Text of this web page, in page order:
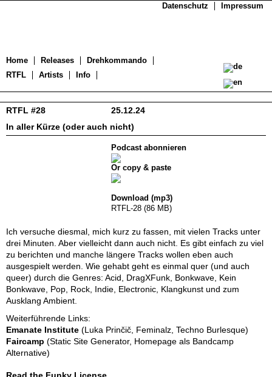
Datenschutz Impressum
Home Releases
Drehkommando
RTFL
Artists Info
25.12.24
RTFL #28
In aller Kürze (oder auch nicht)
Podcast abonnieren
Or copy & paste
Download (mp3)
RTFL-28 (86 MB)
Ich versuche diesmal, mich kurz zu fassen, mit vielen Tracks unter
drei Minuten. Aber vielleicht dann auch nicht. Es gibt einfach zu viel
zu berichten und manche längere Tracks wollen eben auch
ausgespielt werden. Wie gehabt geht es einmal quer (und auch
queer) durch die Genres: Acid, DragXFunk, Bonkwave, Kein
Bonkwave, Pop, Rock, Indie, Electronic, Klangkunst und zum
Ausklang Ambient.
Weiterführende Links:
Emanate Institute (Luka Prinčič, Feminalz, Techno Burlesque)
Faircamp (Static Site Generator, Homepage als Bandcamp
Alternative)